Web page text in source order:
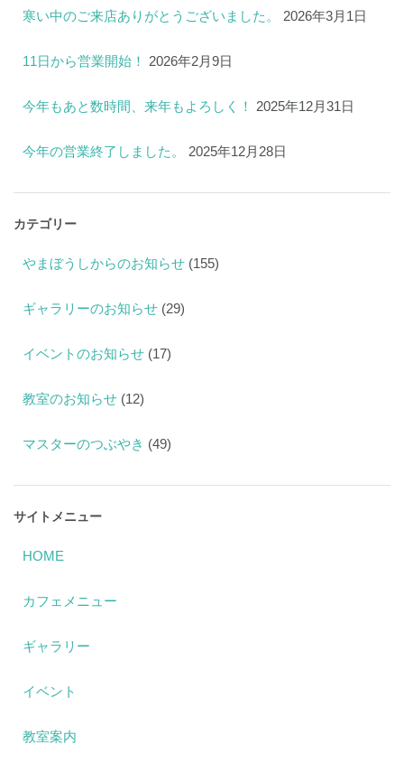
寒い中のご来店ありがとうございました。 2026年3月1日
11日から営業開始！ 2026年2月9日
今年もあと数時間、来年もよろしく！ 2025年12月31日
今年の営業終了しました。 2025年12月28日
カテゴリー
やまぼうしからのお知らせ (155)
ギャラリーのお知らせ (29)
イベントのお知らせ (17)
教室のお知らせ (12)
マスターのつぶやき (49)
サイトメニュー
HOME
カフェメニュー
ギャラリー
イベント
教室案内